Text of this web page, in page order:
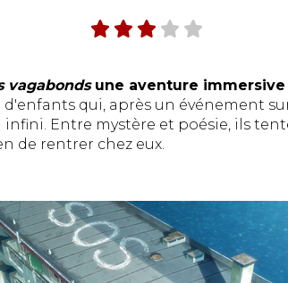
vagabondsune aventure
qui, après un événement
Entre mystère et poésie, ils
de rentrer chez eux.